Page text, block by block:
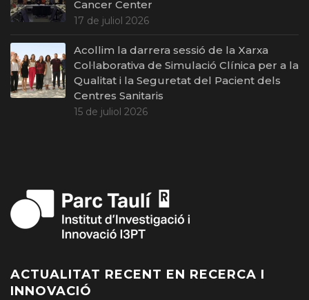
Cancer Center
17 de juliol 2026
Acollim la darrera sessió de la Xarxa
Col·laborativa de Simulació Clínica per a la
Qualitat i la Seguretat del Pacient dels
Centres Sanitaris
15 de juliol 2026
ACTUALITAT RECENT EN RECERCA I
INNOVACIÓ